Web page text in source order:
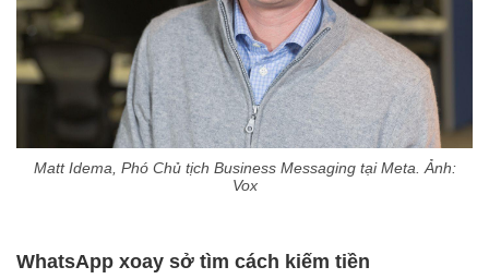
Matt Idema, Phó Chủ tịch Business Messaging tại Meta. Ảnh:
Vox
WhatsApp xoay sở tìm cách kiếm tiền